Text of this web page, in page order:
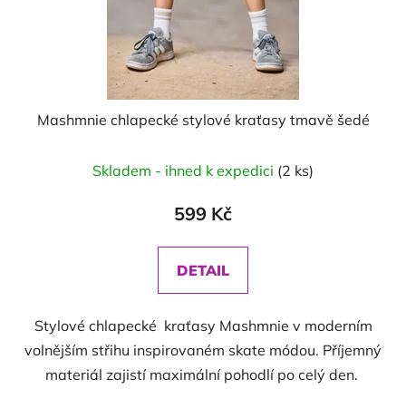
Mashmnie chlapecké stylové kraťasy tmavě šedé
Skladem - ihned k expedici (2 ks)
599 Kč
DETAIL
Stylové chlapecké kraťasy Mashmnie v moderním
volnějším střihu inspirovaném skate módou. Příjemný
materiál zajistí maximální pohodlí po celý den.